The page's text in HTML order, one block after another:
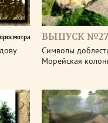
ВЫПУСК
Символы
Морейская